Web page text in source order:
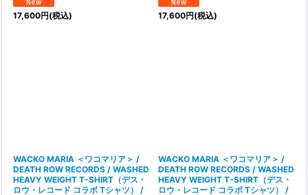
17,600円(税込) 17,600円(税込)
WACKO MARIA ＜ワコマリア＞ /
DEATH ROW RECORDS / WASHED
HEAVY WEIGHT T-SHIRT（デス・
ロウ・レコード コラボ Tシャツ） /
WACKO MARIA ＜ワコマリア＞ /
DEATH ROW RECORDS / WASHED
HEAVY WEIGHT T-SHIRT（デス・
ロウ・レコード コラボ Tシャツ） /